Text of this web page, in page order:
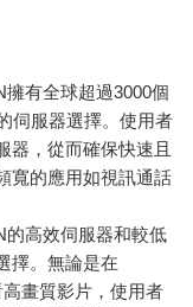
擁有全球超過3000個
伺服器選擇。使用者
器，從而確保快速且
寬的應用如視訊通話
的高效伺服器和較低
擇。無論是在
畫質影片，使用者